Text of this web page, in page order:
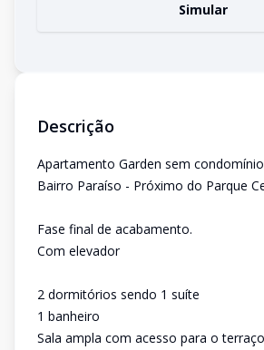
Simular
Descrição
Apartamento Garden sem
Bairro Paraíso - Próximo do Parque
Fase final de acabamento.
Com elevador
2 dormitórios sendo 1 suíte
1 banheiro
Sala ampla com acesso para o